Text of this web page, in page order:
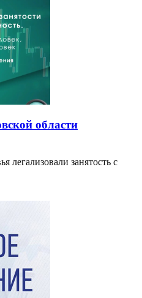
области
легализовали занятость с